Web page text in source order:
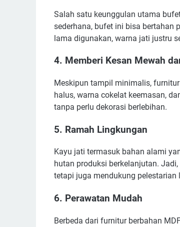
Salah satu keunggulan utama
sederhana, bufet ini bisa bertahan
lama digunakan, warna jati justru
4. Memberi Kesan Mewah
Meskipun tampil minimalis,
halus, warna cokelat keemasan,
tanpa perlu dekorasi berlebihan.
5. Ramah Lingkungan
Kayu jati termasuk bahan alami
hutan produksi berkelanjutan.
tetapi juga mendukung pelestarian
6. Perawatan Mudah
Berbeda dari furnitur berbahan